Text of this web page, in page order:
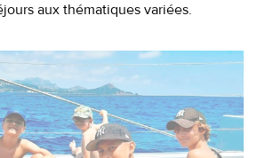
aux thématiques variées.